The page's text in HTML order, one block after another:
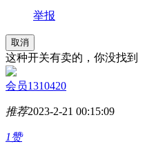
举报
取消
这种开关有卖的，你没找到
会员1310420
推荐2023-2-21 00:15:09
1赞